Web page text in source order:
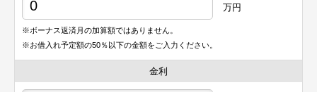
万円
※ボーナス返済月の加算額ではありません。
※お借入れ予定額の50％以下の金額をご入力ください。
金利